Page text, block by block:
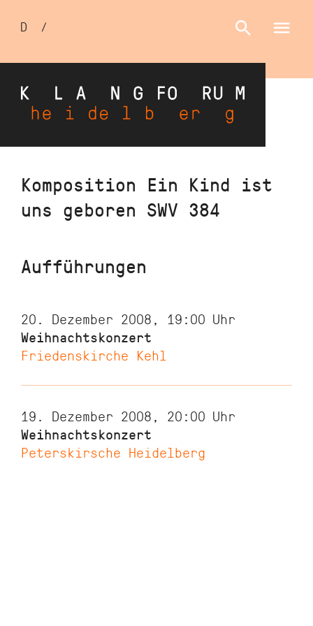
Direkt
Inhalt
Sprachumschalter
D /
Komposition Ein Kind ist
uns geboren SWV 384
Aufführungen
20. Dezember 2008, 19:00 Uhr
Weihnachtskonzert
Friedenskirche Kehl
19. Dezember 2008, 20:00 Uhr
Weihnachtskonzert
Peterskirsche Heidelberg